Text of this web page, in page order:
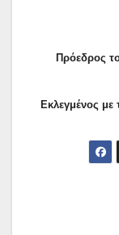
Πρόεδρος
Εκλεγμένος